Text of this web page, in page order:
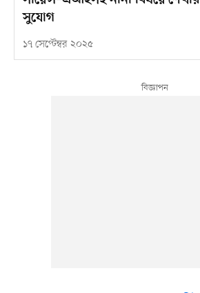
সুযোগ
১৭ সেপ্টেম্বর ২০২৫